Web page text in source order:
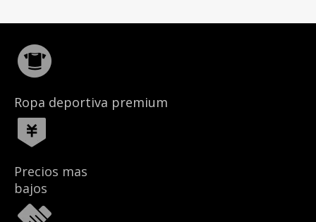
Ropa deportiva premium
Precios mas
bajos